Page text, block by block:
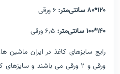
۱۲۰*۸۰ سانتی‌متر:
۱۴۰*۱۰۰ سانتی‌متر:
ورقی و 2 ورقی می باشند و